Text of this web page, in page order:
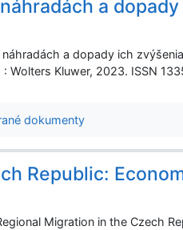
a
a dopady ich
Wolters Kluwer, 2023. ISSN
dokumenty
Republic:
Migration in the Czech